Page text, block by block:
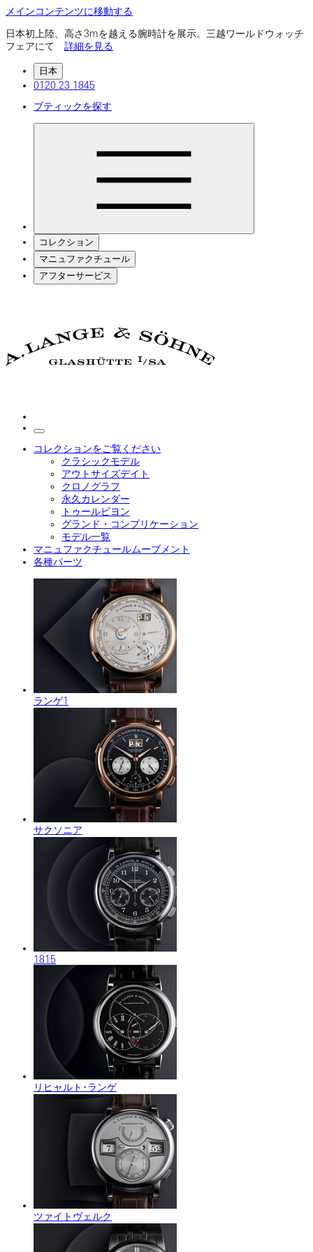
メインコンテンツに移動する
日本初上陸、高さ3mを越える腕時計を展示。三越ワールドウォッチ
フェアにて 詳細を見る
日本
0120 23 1845
ブティックを探す
コレクション
マニュファクチュール
アフターサービス
コレクションをご覧ください
クラシックモデル
アウトサイズデイト
クロノグラフ
永久カレンダー
トゥールビヨン
グランド・コンプリケーション
モデル一覧
マニュファクチュールムーブメント
各種パーツ
ランゲ1
サクソニア
1815
リヒャルト･ランゲ
ツァイトヴェルク